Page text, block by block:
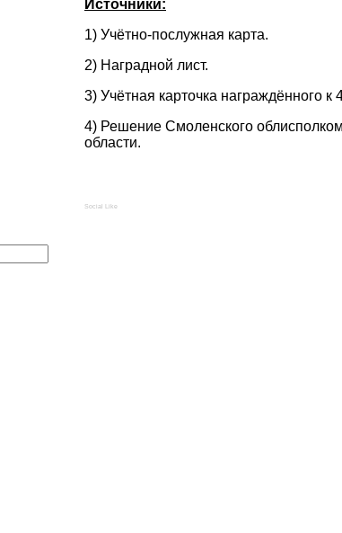
Источники:
1) Учётно-послужная карта.
2) Наградной лист.
3) Учётная карточка награждённого
4) Решение Смоленского
области.
Social Like